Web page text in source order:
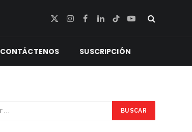
X
Instagram
Facebook
LinkedInTikTokYouTube
CONTÁCTENOS SUSCRIPCIÓN